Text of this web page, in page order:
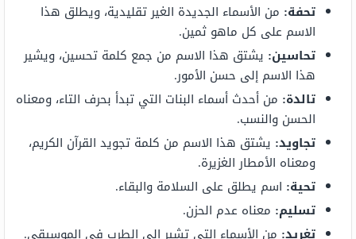
تحفة: من الأسماء الجديدة الغير تقليدية، ويطلق هذا
الاسم على كل ماهو ثمين.
تحاسين: يشتق هذا الاسم من جمع كلمة تحسين، ويشير
هذا الاسم إلى حسن الأمور.
تالدة: من أحدث أسماء البنات التي تبدأ بحرف التاء، ومعناه
الحسن والنسب.
تجاويد: يشتق هذا الاسم من كلمة تجويد القرآن الكريم،
ومعناه الأمطار الغزيرة.
تحية: اسم يطلق على السلامة والبقاء.
تسليم: معناه عدم الحزن.
تغريد: من الأسماء التي تشير إلى الطرب في الموسيقى.